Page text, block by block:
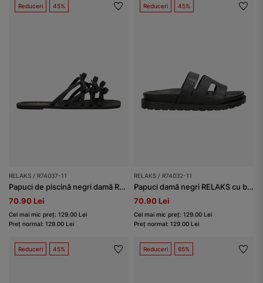
Reduceri 45%
RELAKS / R74037-11
Papuci de piscină negri damă RELAKS cu fundițe
70.90 Lei
Cel mai mic preț: 129.00 Lei
Preț normal: 129.00 Lei
Reduceri 45%
RELAKS / R74032-11
Papuci damă negri RELAKS cu barete late
70.90 Lei
Cel mai mic preț: 129.00 Lei
Preț normal: 129.00 Lei
Reduceri 45% Reduceri 65%